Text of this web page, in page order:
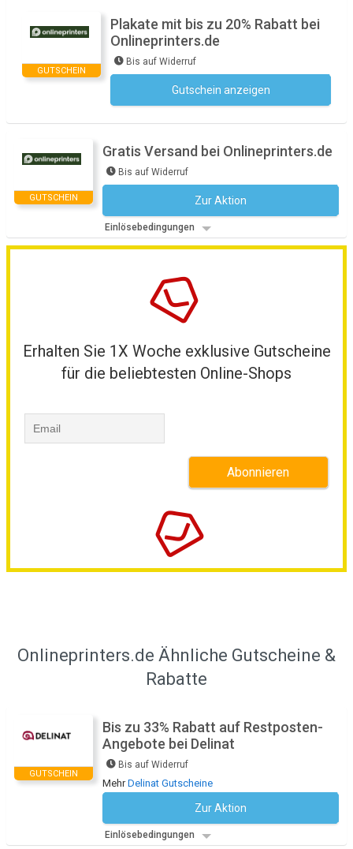
GUTSCHEIN
Plakate mit bis zu 20% Rabatt bei
Onlineprinters.de
Bis auf Widerruf
Gutschein anzeigen
GUTSCHEIN
Gratis Versand bei Onlineprinters.de
Bis auf Widerruf
Zur Aktion
Einlösebedingungen
Erhalten Sie 1X Woche exklusive Gutscheine
für die beliebtesten Online-Shops
Onlineprinters.de Ähnliche Gutscheine &
Rabatte
GUTSCHEIN
Bis zu 33% Rabatt auf Restposten-
Angebote bei Delinat
Bis auf Widerruf
MehrDelinat Gutscheine
Zur Aktion
Einlösebedingungen